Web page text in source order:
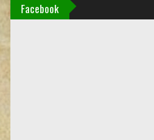
Facebook